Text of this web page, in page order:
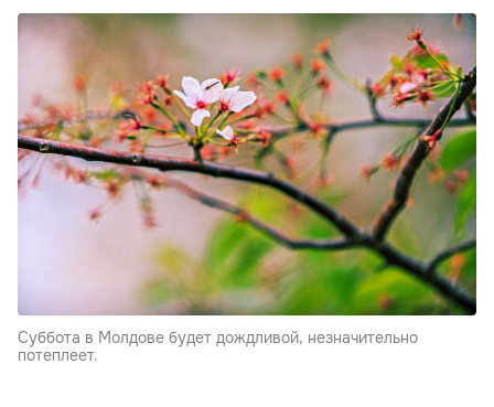
Суббота в Молдове будет дождливой, незначительно
потеплеет.